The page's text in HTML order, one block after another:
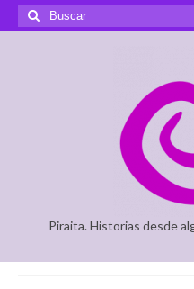
Buscar
por:
Piraita. Historias desde